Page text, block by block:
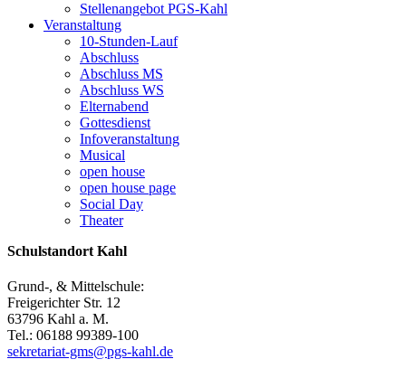
Stellenangebot PGS-Kahl
Veranstaltung
10-Stunden-Lauf
Abschluss
Abschluss MS
Abschluss WS
Elternabend
Gottesdienst
Infoveranstaltung
Musical
open house
open house page
Social Day
Theater
Schulstandort Kahl
Grund-, & Mittelschule:
Freigerichter Str. 12
63796 Kahl a. M.
Tel.: 06188 99389-100
sekretariat-gms@pgs-kahl.de